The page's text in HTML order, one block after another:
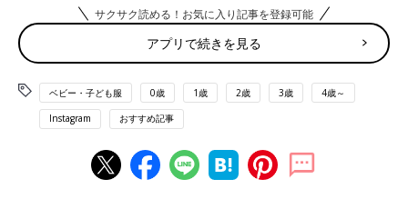
サクサク読める！お気に入り記事を登録可能
アプリで続きを見る
ベビー・子ども服 0歳 1歳 2歳 3歳 4歳～
Instagram おすすめ記事